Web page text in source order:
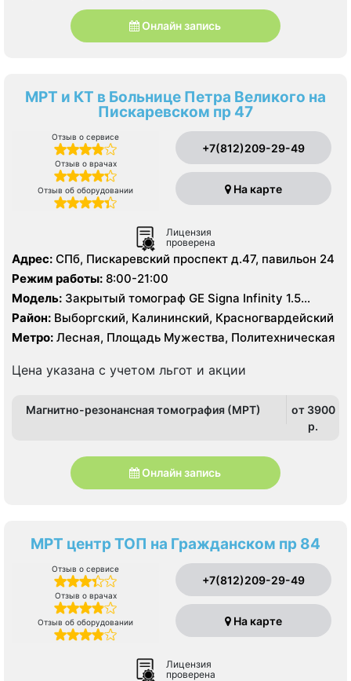
Онлайн запись
МРТ и КТ в Больнице Петра Великого на
Пискаревском пр 47
Отзыв о сервисе
Отзыв о врачах
Отзыв об оборудовании
+7(812)209-29-49
На карте
Лицензия
проверена
Адрес: СПб, Пискаревский проспект д.47, павильон 24
Режим работы: 8:00-21:00
Модель: Закрытый томограф GE Signa Infinity 1.5
Тесла, КТ Toshiba Aguilion 64 среза, УЗИ
Район: Выборгский, Калининский, Красногвардейский
Метро: Лесная, Площадь Мужества, Политехническая
Цена указана с учетом льгот и акции
Магнитно-резонансная томография (МРТ)
от 3900
p.
Онлайн запись
МРТ центр ТОП на Гражданском пр 84
Отзыв о сервисе
Отзыв о врачах
Отзыв об оборудовании
+7(812)209-29-49
На карте
Лицензия
проверена